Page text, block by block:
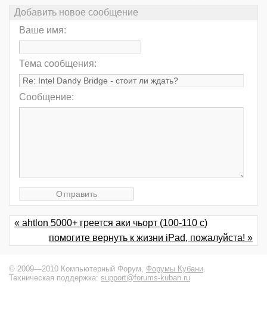
Добавить новое сообщение
Ваше имя:
Тема сообщения:
Сообщение:
« ahtlon 5000+ греется аки чьорт (100-110 с)
помогите вернуть к жизни iPad, пожалуйста! »
© 2009—2010 Компьютерный Форум, Форумы Кубани.
Техническая поддержка: support@forums-kuban.ru